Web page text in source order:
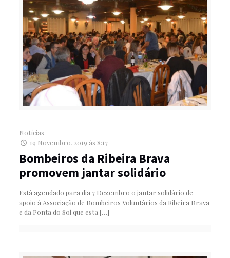
Notícias
19 Novembro, 2019 às 8:17
Bombeiros da Ribeira Brava
promovem jantar solidário
Está agendado para dia 7 Dezembro o jantar solidário de
apoio à Associação de Bombeiros Voluntários da Ribeira Brava
e da Ponta do Sol que esta […]